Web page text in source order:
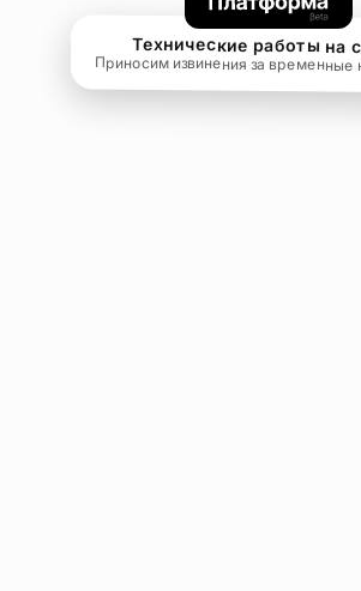
Технические работы на
Приносим извинения за временные